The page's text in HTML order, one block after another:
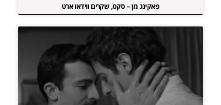
פאקינג מן – סקס, שקרים ווידאו ארט